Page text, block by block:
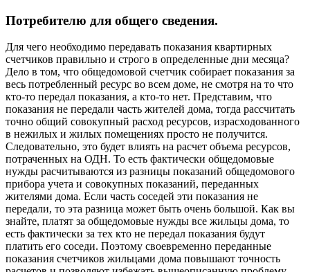
Потребителю для общего сведения.
Для чего необходимо передавать показания квартирных
счетчиков правильно и строго в определенные дни месяца?
Дело в том, что общедомовой счетчик собирает показания за
весь потребленный ресурс во всем доме, не смотря на то что
кто-то передал показания, а кто-то нет. Представим, что
показания не передали часть жителей дома, тогда рассчитать
точно общий совокупный расход ресурсов, израсходованного
в нежилых и жилых помещениях просто не получится.
Следовательно, это будет влиять на расчет объема ресурсов,
потраченных на ОДН. То есть фактически общедомовые
нужды расчитываются из разницы показаний общедомового
прибора учета и совокупных показаний, переданных
жителями дома. Если часть соседей эти показания не
передали, то эта разница может быть очень большой. Как вы
знайте, платят за общедомовые нужды все жильцы дома, то
есть фактически за тех кто не передал показания будут
платить его соседи. Поэтому своевременно переданные
показания счетчиков жильцами дома повышают точность